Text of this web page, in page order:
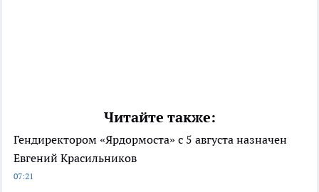
Читайте также:
Гендиректором «Ярдормоста» с 5 августа назначен
Евгений Красильников
07:21